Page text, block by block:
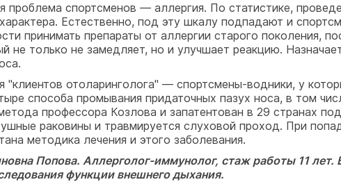
проблема спортсменов — аллергия. По статистике,
Естественно, под эту шкалу подпадают и
принимать препараты от аллергии старого поколения,
не только не замедляет, но и улучшает реакцию.
"клиентов отоларинголога" — спортсмены-водники, у
способа промывания придаточных пазух носа, в том
профессора Козлова и запатентован в 29 странах
раковины и травмируется слуховой проход. При
методика лечения и этого заболевания.
Попова. Аллерголог-иммунолог, стаж работы 11 лет.
функции внешнего дыхания.